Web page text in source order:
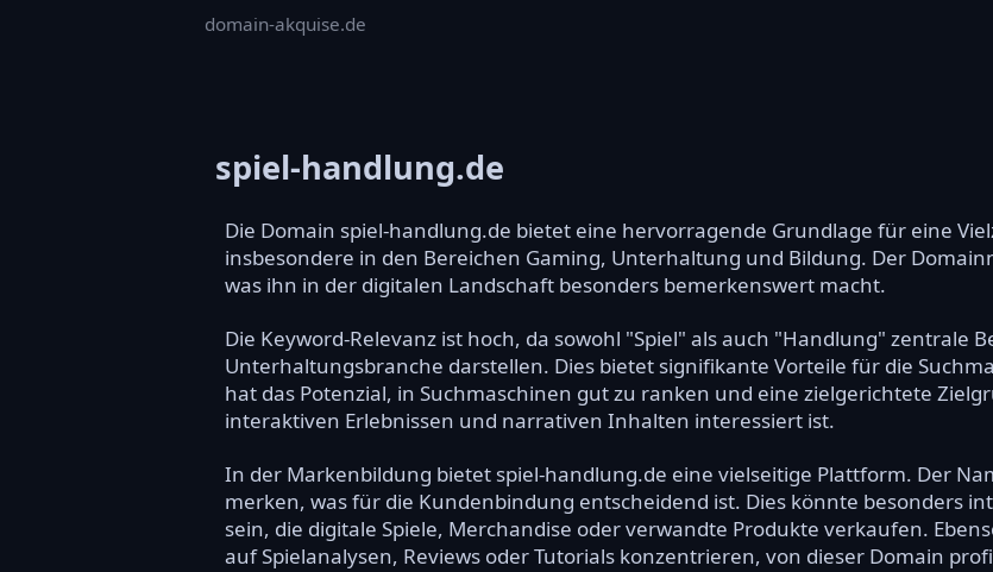
domain-akquise.de
spiel-handlung.de
Die Domain spiel-handlung.de bietet eine hervorragende Grundlage für eine
insbesondere in den Bereichen Gaming, Unterhaltung und Bildung. Der
was ihn in der digitalen Landschaft besonders bemerkenswert macht.
Die Keyword-Relevanz ist hoch, da sowohl "Spiel" als auch "Handlung" zentrale
Unterhaltungsbranche darstellen. Dies bietet signifikante Vorteile für die
hat das Potenzial, in Suchmaschinen gut zu ranken und eine zielgerichtete
interaktiven Erlebnissen und narrativen Inhalten interessiert ist.
In der Markenbildung bietet spiel-handlung.de eine vielseitige Plattform. Der
merken, was für die Kundenbindung entscheidend ist. Dies könnte besonders
sein, die digitale Spiele, Merchandise oder verwandte Produkte verkaufen.
auf Spielanalysen, Reviews oder Tutorials konzentrieren, von dieser Domain